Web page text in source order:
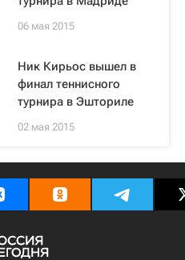
06 мая 2015
Ник Кирьос вышел в
финал теннисного
турнира в Эшториле
02 мая 2015